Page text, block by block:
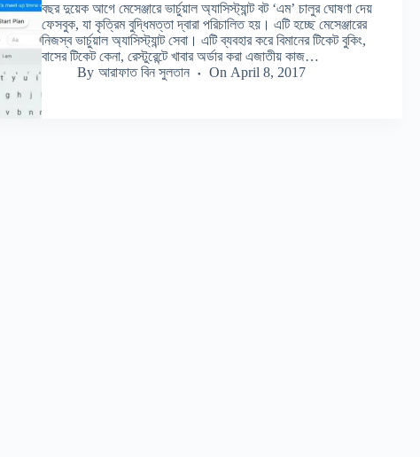
বছর দুয়েক আগে মেসেঞ্জারে ভার্চুয়াল অ্যাসিস্ট্যান্ট বট ‘এম’ চালুর ঘোষণা দেয়
ফেসবুক, যা কৃত্রিম বুদ্ধিমত্তা দ্বারা পরিচালিত হয়। এটি হচ্ছে মেসেঞ্জারের
নিজস্ব ভার্চুয়াল অ্যাসিস্ট্যান্ট সেবা। এটি ব্যবহার করে বিমানের টিকেট বুকিং,
বাসের টিকেট কেনা, রেস্টুরেন্টে খাবার অর্ডার করা এজাতীয় কাজ…
By আরাফাত বিন সুলতান On April 8, 2017